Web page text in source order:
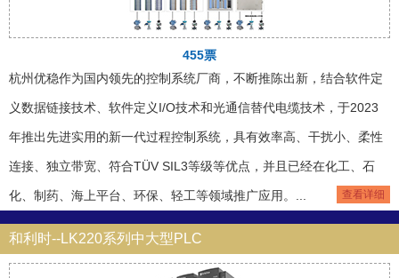
455票
杭州优稳作为国内领先的控制系统厂商，不断推陈出新，结合软件定
义数据链接技术、软件定义I/O技术和光通信替代电缆技术，于2023
年推出先进实用的新一代过程控制系统，具有效率高、干扰小、柔性
连接、独立带宽、符合TÜV SIL3等级等优点，并且已经在化工、石
化、制药、海上平台、环保、轻工等领域推广应用。... 查看详细
和利时--LK220系列中大型PLC